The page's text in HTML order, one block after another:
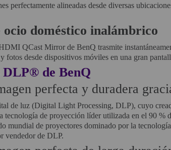
perfectamente alineadas desde diversas
doméstico inalámbrico
QCast Mirror de BenQ trasmite
fotos desde dispositivos móviles en una gran
de BenQ
perfecta y duradera
de luz (Digital Light Processing, DLP), cuyo
de proyección líder utilizada en el 90 %
mundial de proyectores dominado por la
vendedor de DLP.